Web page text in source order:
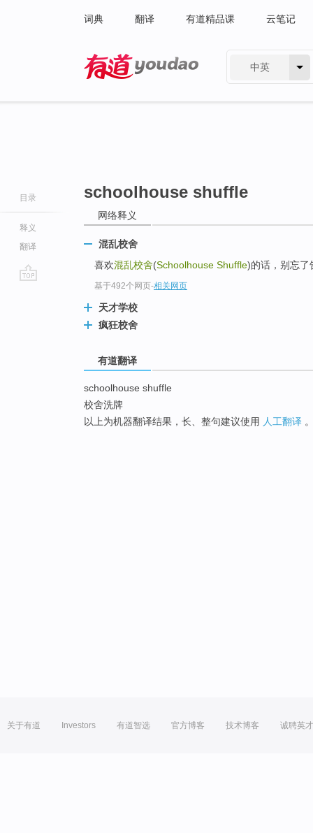
词典 翻译 有道精品课 云笔记
中英
目录
释义
翻译
schoolhouse shuffle
网络释义
混乱校舍
喜欢混乱校舍(Schoolhouse Shuffle)的话，别忘了
基于492个网页-相关网页
天才学校
疯狂校舍
有道翻译
schoolhouse shuffle
校舍洗牌
以上为机器翻译结果，长、整句建议使用 人工翻译
关于有道 Investors 有道智选 官方博客 技术博客 诚聘英才